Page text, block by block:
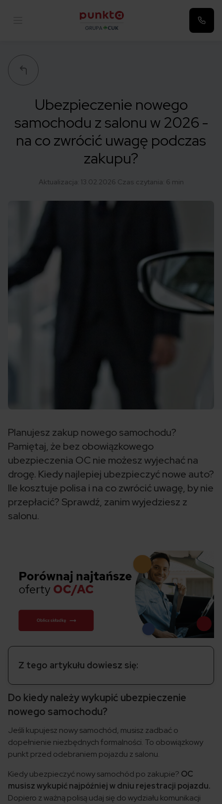
Ubezpieczenie nowego
samochodu z salonu w 2026 -
na co zwrócić uwagę podczas
zakupu?
Aktualizacja: 13.02.2026 Czas czytania: 6 min
Planujesz zakup nowego samochodu?
Pamiętaj, że bez obowiązkowego
ubezpieczenia OC nie możesz wyjechać na
drogę. Kiedy najlepiej ubezpieczyć nowe auto?
Ile kosztuje polisa i na co zwrócić uwagę, by nie
przepłacić? Sprawdź, zanim wyjedziesz z
salonu.
Z tego artykułu dowiesz się:
Do kiedy należy wykupić ubezpieczenie
nowego samochodu?
Jeśli kupujesz nowy samochód, musisz zadbać o
dopełnienie niezbędnych formalności. To obowiązkowy
punkt przed odebraniem pojazdu z salonu.
Kiedy ubezpieczyć nowy samochód po zakupie? OC
musisz wykupić najpóźniej w dniu rejestracji pojazdu.
Dopiero z ważną polisą udaj się do wydziału komunikacji